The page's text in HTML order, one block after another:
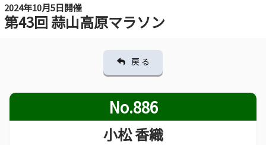
2024年10月5日開催
第43回 蒜山高原マラソン
戻 る
No.886
小松 香織